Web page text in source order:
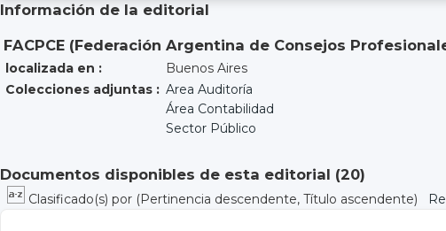
Información de la editorial
FACPCE (Federación Argentina de Consejos
localizada en :
Buenos Aires
Colecciones adjuntas : Area Auditoría
Área Contabilidad
Sector Público
Documentos disponibles de esta editorial (20)
Clasificado(s) por (Pertinencia descendente, Título ascendente)